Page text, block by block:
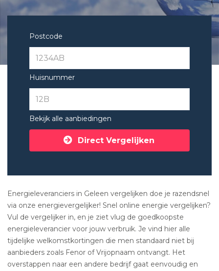
Postcode
Huisnummer
Bekijk alle aanbiedingen
Direct Vergelijken
Energieleveranciers in Geleen vergelijken doe je razendsnel
via onze energievergelijker! Snel online energie vergelijken?
Vul de vergelijker in, en je ziet vlug de goedkoopste
energieleverancier voor jouw verbruik. Je vind hier alle
tijdelijke welkomstkortingen die men standaard niet bij
aanbieders zoals Fenor of Vrijopnaam ontvangt. Het
overstappen naar een andere bedrijf gaat eenvoudig en